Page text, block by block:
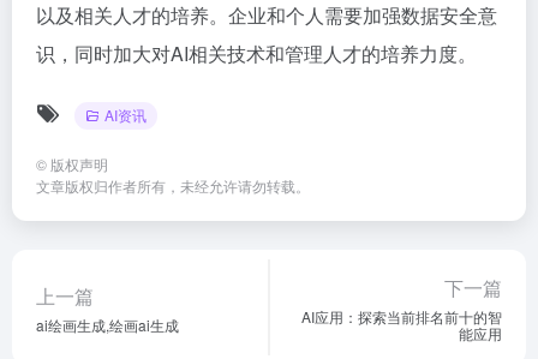
以及相关人才的培养。企业和个人需要加强数据安全意
识，同时加大对AI相关技术和管理人才的培养力度。
AI资讯
© 版权声明
文章版权归作者所有，未经允许请勿转载。
上一篇
ai绘画生成,绘画ai生成
下一篇
AI应用：探索当前排名前十的智
能应用